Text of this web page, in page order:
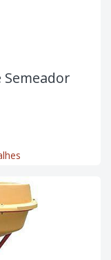
Semeador